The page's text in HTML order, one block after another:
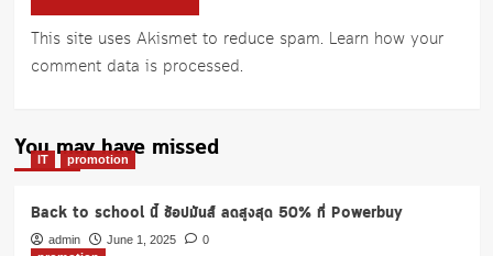
This site uses Akismet to reduce spam. Learn how your
comment data is processed.
You may have missed
IT promotion
Back to school นี้ ช้อปมันส์ ลดสูงสุด 50% ที่ Powerbuy
admin June 1, 2025
0